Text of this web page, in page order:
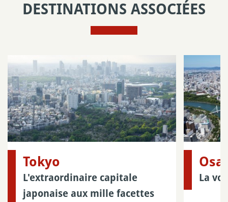
DESTINATIONS ASSOCIÉES
Tokyo
L'extraordinaire capitale
japonaise aux mille facettes
La